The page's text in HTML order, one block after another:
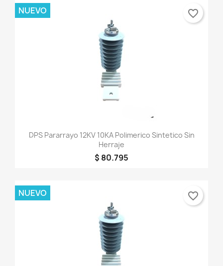
DPS Pararrayo 12KV 10KA Polimerico Sintetico Sin
Herraje
$ 80.795
NUEVO favorite_border
NUEVO favorite_border